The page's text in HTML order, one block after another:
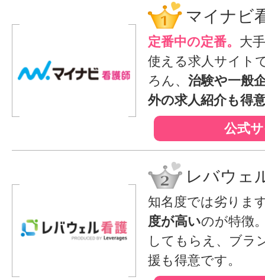
マイナビ
定番中の定番。 大
使える求人サイト
ろん、 治験や一般
外の求人紹介も得
公式
レバウェ
知名度では劣りま
度が高いのが特徴
してもらえ、ブラ
援も得意です。